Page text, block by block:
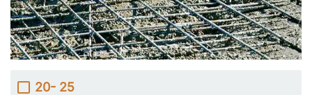
20- 25